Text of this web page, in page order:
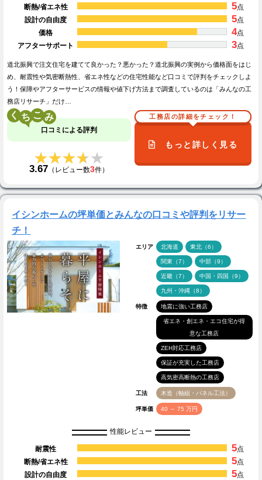
断熱/省エネ性
5点
設計の自由度
5点
価格
4点
アフターサポート
3点
道北振興で注文住宅を建てて良かった？悪かった？道北振興の実例から価格面をはじ
め、耐震性や気密断熱性、省エネ性などの住宅性能など口コミで評判をチェックしよ
う！保障やアフターサービスの情報や値下げ方法まで調査しているのは「みんなの工
務店リサーチ」だけ…
く こ
口コミによる評判
★★★★★
★★★★★
3.67 （レビュー数3件）
工務店の詳細をチェック！
もっと詳しく見る
イシンホームの坪単価とみんなの口コミや評判をリサー
チ！
エリア 北海道 東北（6）
関東（7） 中部（9）
近畿（7） 中国・四国（9）
九州・沖縄（8）
特徴 地震に強い工務店
省エネ・創エネ・エコ住宅が得
意な工務店
ZEH対応工務店
保証が充実した工務店
高気密高断熱の工務店
工法 木造（軸組・パネル工法）
坪単価 40 ～ 75 万円
性能レビュー
耐震性 5点
断熱/省エネ性
5点
設計の自由度
5点